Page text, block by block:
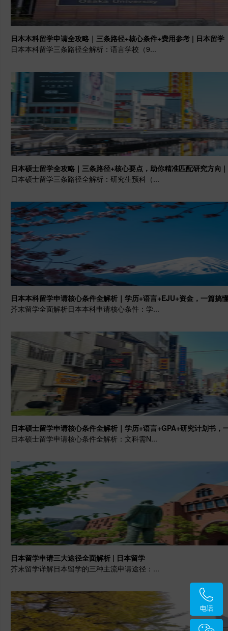
日本本科留学申请全攻略｜三条路径+核心条件+费用参考 | 日本留学
日本本科留学三条路径全解析：语言学校（9...
日本硕士留学全攻略｜三条路径+核心要点，助你精准匹配研究方向 |
日本硕士留学三条路径全解析：研究生预科（...
日本本科留学申请核心条件全解析｜学历+语言+EJU+资金，一篇搞
芥末留学全面解析日本本科申请核心条件：学...
日本硕士留学申请核心条件全解析｜学历+语言+GPA+研究计划书，
日本硕士留学申请核心条件全解析：文科需N...
日本留学申请三大途径全面解析 | 日本留学
芥末留学详解日本留学的三种主流申请途径：...
电话